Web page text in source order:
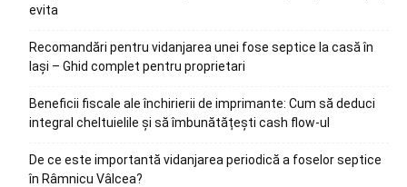
evita
Recomandări pentru vidanjarea unei fose septice la casă în
Iași – Ghid complet pentru proprietari
Beneficii fiscale ale închirierii de imprimante: Cum să deduci
integral cheltuielile și să îmbunătățești cash flow-ul
De ce este importantă vidanjarea periodică a foselor septice
în Râmnicu Vâlcea?